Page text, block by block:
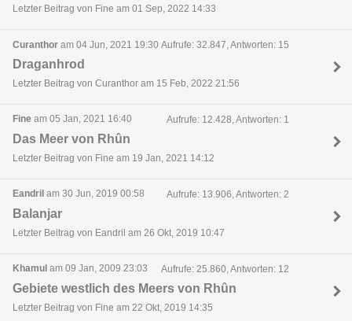
Letzter Beitrag von Fine am 01 Sep, 2022 14:33
Curanthor am 04 Jun, 2021 19:30 Aufrufe: 32.847, Antworten: 15
Draganhrod
Letzter Beitrag von Curanthor am 15 Feb, 2022 21:56
Fine am 05 Jan, 2021 16:40 Aufrufe: 12.428, Antworten: 1
Das Meer von Rhûn
Letzter Beitrag von Fine am 19 Jan, 2021 14:12
Eandril am 30 Jun, 2019 00:58 Aufrufe: 13.906, Antworten: 2
Balanjar
Letzter Beitrag von Eandril am 26 Okt, 2019 10:47
Khamul am 09 Jan, 2009 23:03 Aufrufe: 25.860, Antworten: 12
Gebiete westlich des Meers von Rhûn
Letzter Beitrag von Fine am 22 Okt, 2019 14:35